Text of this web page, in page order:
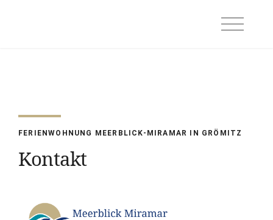
FERIENWOHNUNG MEERBLICK-MIRAMAR IN GRÖMITZ
Kontakt